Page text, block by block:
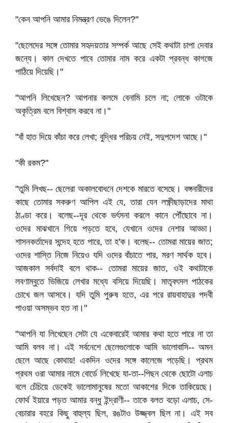
"কেন আপনি আমার নিমন্ত্রণ ভেঙে দিলেন?"
"ছেলেদের সঙ্গে তোমার সহৃদয়তার সম্পর্ক আছে সেই কথাটা চাপা দেবার
জন্যে। কাল দেখতে পাবে তোমার নাম করে একটা প্রবন্ধ কাগজে
পাঠিয়ে দিয়েছি।"
"আপনি লিখেছেন? আপনার কলমে বেনামি চলে না; লোকে ওটাকে
অকৃত্রিম বলে বিশ্বাস করবে না।"
"বাঁ হাত দিয়ে কাঁচা করে লেখা; বুদ্ধির পরিচয় নেই, সদুপদেশ আছে।"
"কী রকম?"
"তুমি লিখছ-- ছেলেরা অকালবোধনে দেশকে মারতে বসেছে। বঙ্গনারীদের
কাছে তোমার সকরুণ আপিল এই যে, তারা যেন লক্ষ্ণীছাড়াদের মাথা
ঠাণ্ডা করে। বলেছ--দূর থেকে ভর্ৎসনা করলে কানে পৌঁছোবে না।
ওদের মাঝখানে গিয়ে পড়তে হবে, যেখানে ওদের নেশার আড্ডা।
শাসনকর্তাদের সন্দেহ হতে পারে, তা হ'ক। বলেছ-- তোমরা মায়ের জাত;
ওদের শাস্তি নিজে নিয়েও যদি ওদের বাঁচাতে পার, মরণ সার্থক হবে।
আজকাল সর্বদাই বলে থাক-- তোমরা মায়ের জাত, ওই কথাটাকে
লবণাম্বুতে ভিজিয়ে লেখার মধ্যে বসিয়ে দিয়েছি। মাতৃবৎসল পাঠকের
চোখে জল আসবে। যদি তুমি পুরুষ হতে, এর পরে রায়বাহাদুর পদবী
পাওয়া অসম্ভব হত না।"
"আপনি যা লিখেছেন সেটা যে একেবারেই আমার কথা হতে পারে না তা
আমি বলব না। এই সর্বনেশে ছেলেগুলোকে আমি ভালোবাসি-- অমন
ছেলে আছে কোথায়! একদিন ওদের সঙ্গে কালেজে পড়েছি। প্রথম
প্রথম ওরা আমার নামে বোর্ডে লিখেছে যা-তা--পিছন থেকে ছোটো এলাচ
বলে চেঁচিয়ে ডেকেই ভালোমানুষের মতো আকাশের দিকে তাকিয়েছে।
ফোর্থ ইয়ারে পড়ত আমার বন্ধু ইন্দ্রাণী-- তাকে বলত বড়ো এলাচ, সে-
বেচারার বহরে কিছু বাহুল্য ছিল, রঙটাও উজ্জ্বল ছিল না। এই সব